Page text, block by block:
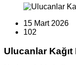
15 Mart 2026
102
Ulucanlar Kağıt